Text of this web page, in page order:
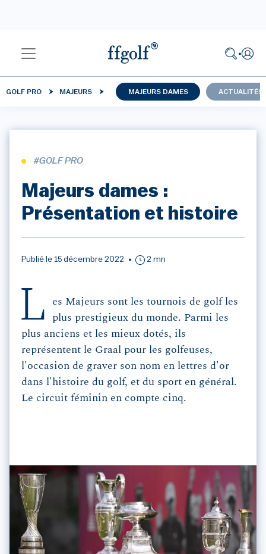
GOLF PRO MAJEURS MAJEURS DAMES ACTUALITÉS
#GOLF PRO
Majeurs dames :
Présentation et histoire
Publié le 15 décembre 2022 2 mn
L
es Majeurs sont les tournois de golf les
plus prestigieux du monde. Parmi les
plus anciens et les mieux dotés, ils
représentent le Graal pour les golfeuses,
l'occasion de graver son nom en lettres d'or
dans l'histoire du golf, et du sport en général.
Le circuit féminin en compte cinq.